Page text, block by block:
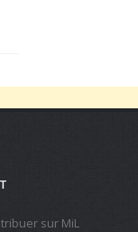
sur MiL